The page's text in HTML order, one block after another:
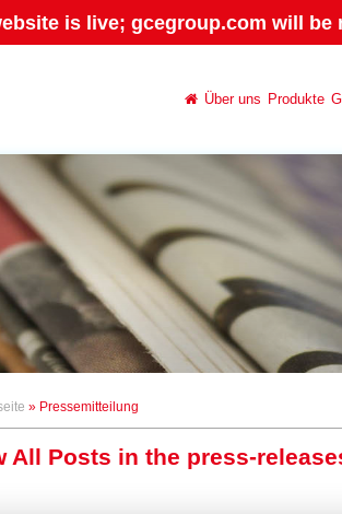
is live; gcegroup.com will
Über uns Produkte
» Pressemitteilung
All Posts in the press-